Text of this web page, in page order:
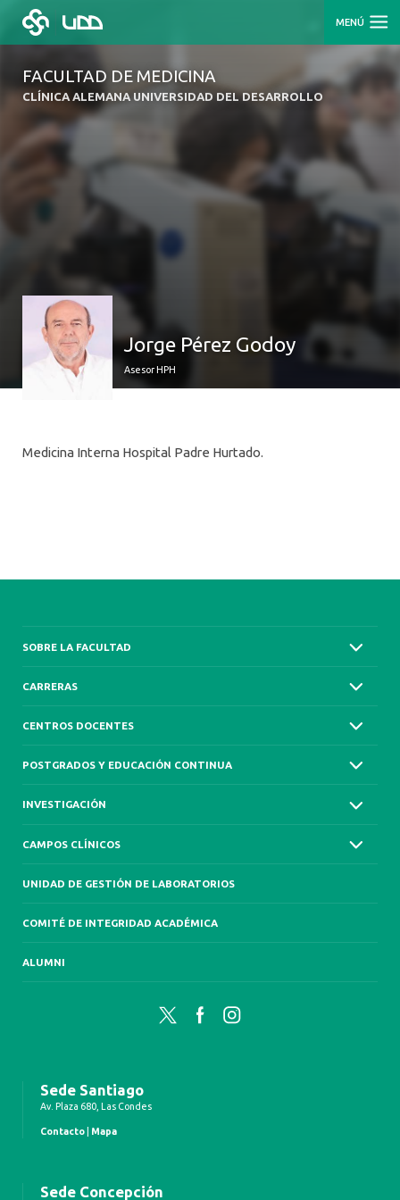
MENÚ
FACULTAD DE MEDICINA
CLÍNICA ALEMANA UNIVERSIDAD DEL DESARROLLO
Jorge Pérez Godoy
Asesor HPH
Medicina Interna Hospital Padre Hurtado.
SOBRE LA FACULTAD
CARRERAS
CENTROS DOCENTES
POSTGRADOS Y EDUCACIÓN CONTINUA
INVESTIGACIÓN
CAMPOS CLÍNICOS
UNIDAD DE GESTIÓN DE LABORATORIOS
COMITÉ DE INTEGRIDAD ACADÉMICA
ALUMNI
Twitter FacebookInstagram
Sede Santiago
Av. Plaza 680, Las Condes
Contacto Mapa
Sede Concepción